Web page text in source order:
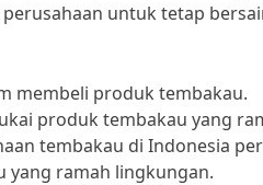
untuk tetap
membeli produk tembakau.
produk tembakau yang
tembakau di Indonesia
yang ramah lingkungan.